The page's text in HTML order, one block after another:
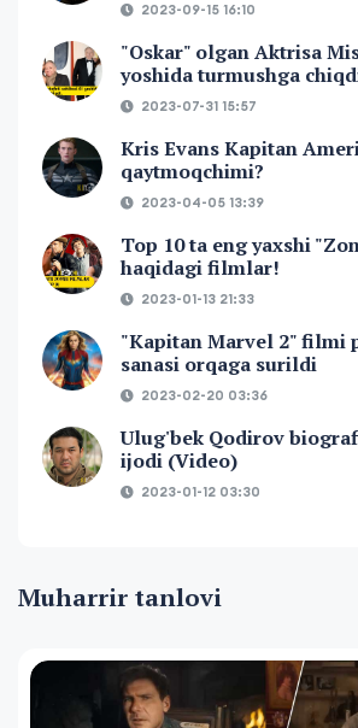
2023-09-15 16:10
"Oskar" olgan Aktrisa
yoshida turmushga
2023-07-31 15:57
Kris Evans Kapitan
qaytmoqchimi?
2023-04-05 13:39
Top 10 ta eng yaxshi
haqidagi filmlar!
2023-01-13 21:33
"Kapitan Marvel 2" filmi
sanasi orqaga surildi
2023-02-20 03:36
Ulug'bek Qodirov
ijodi (Video)
2023-01-12 03:30
Muharrir tanlovi